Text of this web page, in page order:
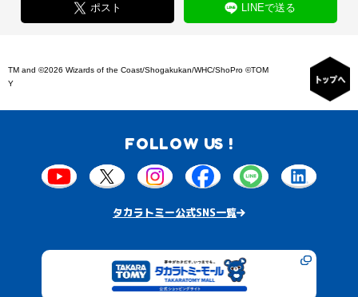
ポスト LINEで送る
TM and ©2026 Wizards of the Coast/Shogakukan/WHC/ShoPro ©TOM
Y
FOLLOW US !
タカラトミー公式SNS一覧